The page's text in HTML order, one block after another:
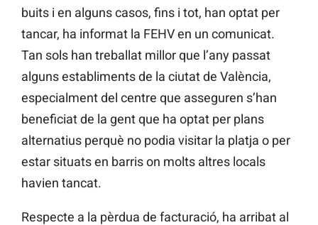
buits i en alguns casos, fins i tot, han optat per
tancar, ha informat la FEHVen un comunicat.
Tan sols han treballat millor que l’any passat
alguns establiments de la ciutat de València,
especialment del centre que asseguren s’han
beneficiat de la gent que ha optat per plans
alternatius perquè no podia visitar la platja o per
estar situats en barris on molts altres locals
havien tancat.
Respecte a la pèrdua de facturació, ha arribat al